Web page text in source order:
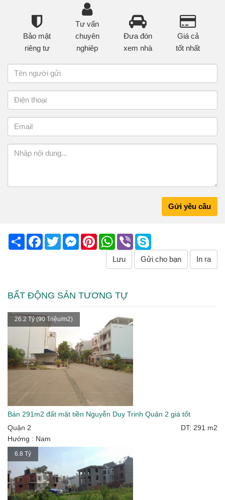
Bảo mật
riêng tư
Tư vấn
chuyên
nghiêp
Đưa đón
xem nhà
Giá cả
tốt nhất
Gửi yêu cầu
Share Facebook
TwitterMessenger
PinterestWhatsApp
Viber
Lưu Gửi cho bạn In ra
BẤT ĐỘNG SẢN TƯƠNG TỰ
26.2 Tỷ (90 Triệu/m2)
Bán 291m2 đất mặt tiền Nguyễn Duy Trinh Quận 2 giá tốt
Quận 2
DT: 291 m2
Hướng : Nam
6.8 Tỷ